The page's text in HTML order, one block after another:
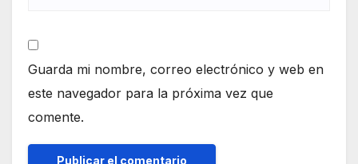
Guarda mi nombre, correo electrónico y web en
este navegador para la próxima vez que
comente.